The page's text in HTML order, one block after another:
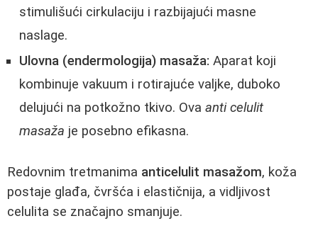
stimulišući cirkulaciju i razbijajući masne
naslage.
Ulovna (endermologija) masaža: Aparat koji
kombinuje vakuum i rotirajuće valjke, duboko
delujući na potkožno tkivo. Ova anti celulit
masaža je posebno efikasna.
Redovnim tretmanima anticelulit masažom, koža
postaje glađa, čvršća i elastičnija, a vidljivost
celulita se značajno smanjuje.